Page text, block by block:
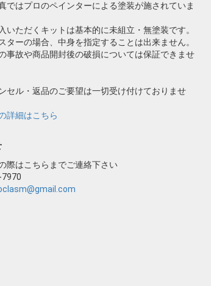
ではプロのペインターによる塗装が施されていま
いただくキットは基本的に未組立・無塗装です。
ターの場合、中身を指定することは出来ません。
事故や商品開封後の破損については保証できませ
セル・返品のご要望は一切受け付けておりませ
詳細はこちら
際はこちらまでご連絡下さい
7970